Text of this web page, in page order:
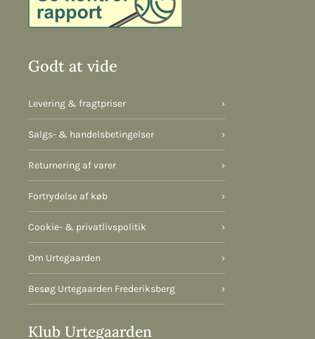
Godt at vide
Levering & fragtpriser ›
Salgs- & handelsbetingelser ›
Returnering af varer ›
Fortrydelse af køb ›
Cookie- & privatlivspolitik ›
Om Urtegaarden ›
Besøg Urtegaarden Frederiksberg ›
Klub Urtegaarden